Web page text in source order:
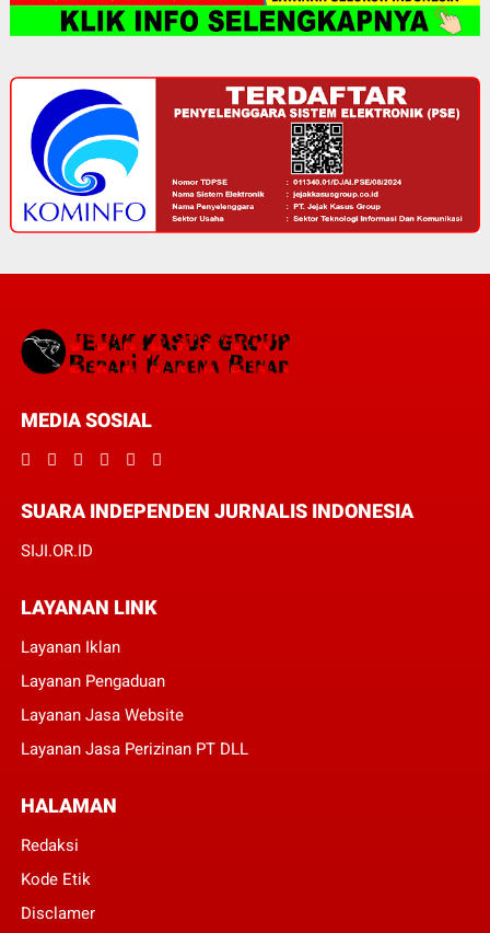
MEDIA SOSIAL
SUARA INDEPENDEN JURNALIS INDONESIA
SIJI.OR.ID
LAYANAN LINK
Layanan Iklan
Layanan Pengaduan
Layanan Jasa Website
Layanan Jasa Perizinan PT DLL
HALAMAN
Redaksi
Kode Etik
Disclamer